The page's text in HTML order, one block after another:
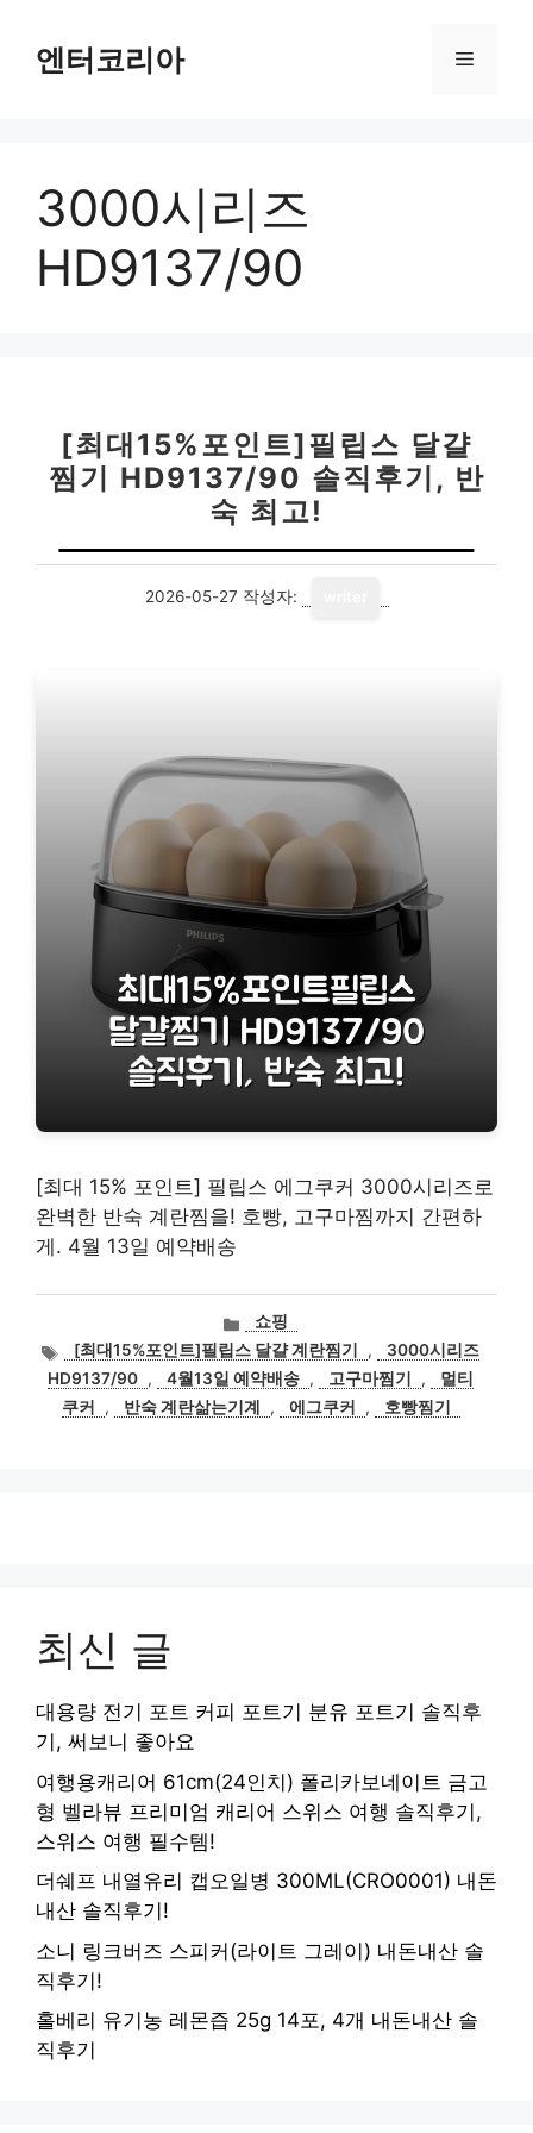
엔터코리아 메
3000시리즈
HD9137/90
[최대15%포인트]필립스 달걀
찜기 HD9137/90 솔직후기, 반
숙 최고!
2026-05-27 작성자:
[최대 15% 포인트] 필립스 에그쿠커 3000시리즈로
완벽한 반숙 계란찜을! 호빵, 고구마찜까지 간편하
게. 4월 13일 예약배송
카
테
고
리
쇼핑
태
그
[최대15%포인트]필립스 달걀 계란찜기 ,
3000시리즈
HD9137/90 , 4월13일 예약배송 , 고구마찜기 ,
멀티
쿠커
, 반숙 계란삶는기계 , 에그쿠커 , 호빵찜기
최신 글
대용량 전기 포트 커피 포트기 분유 포트기 솔직후
기, 써보니 좋아요
여행용캐리어 61cm(24인치) 폴리카보네이트 금고
형 벨라뷰 프리미엄 캐리어 스위스 여행 솔직후기,
스위스 여행 필수템!
더쉐프 내열유리 캡오일병 300ML(CRO0001) 내돈
내산 솔직후기!
소니 링크버즈 스피커(라이트 그레이) 내돈내산 솔
직후기!
홀베리 유기농 레몬즙 25g 14포, 4개 내돈내산 솔
직후기